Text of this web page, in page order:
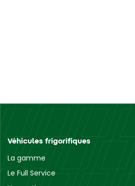
Véhicules frigorifiques
La gamme
Le Full Service